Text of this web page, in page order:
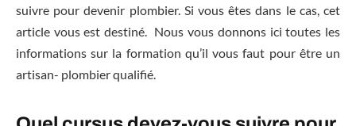
suivre pour devenir plombier. Si vous êtes dans le cas, cet
article vous est destiné. Nous vous donnons ici toutes les
informations sur la formation qu’il vous faut pour être un
artisan- plombier qualifié.